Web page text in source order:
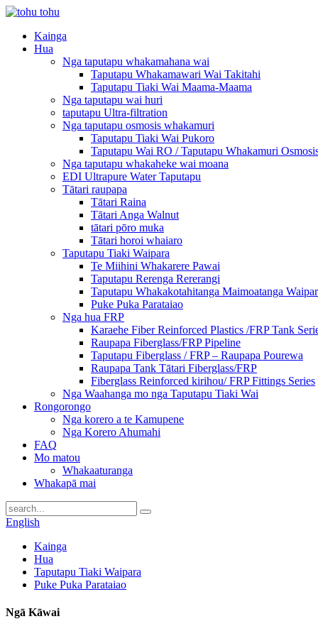
Kainga
Hua
Nga taputapu whakamahana wai
Taputapu Whakamawari Wai Takitahi
Taputapu Tiaki Wai Maama-Maama
Nga taputapu wai huri
taputapu Ultra-filtration
Nga taputapu osmosis whakamuri
Taputapu Tiaki Wai Pukoro
Taputapu Wai RO / Taputapu Whakamuri
Nga taputapu whakaheke wai moana
EDI Ultrapure Water Taputapu
Tātari raupapa
Tātari Raina
Tātari Anga Walnut
tātari pōro muka
Tātari horoi whaiaro
Taputapu Tiaki Waipara
Te Miihini Whakarere Pawai
Taputapu Rerenga Rererangi
Taputapu Whakakotahitanga Maimoatanga
Puke Puka Parataiao
Nga hua FRP
Karaehe Fiber Reinforced Plastics /FRP Tank
Raupapa Fiberglass/FRP Pipeline
Taputapu Fiberglass / FRP – Raupapa Pourewa
Raupapa Tank Tātari Fiberglass/FRP
Fiberglass Reinforced kirihou/ FRP Fittings Series
Nga Waahanga mo nga Taputapu Tiaki Wai
Rongorongo
Nga korero a te Kamupene
Nga Korero Ahumahi
FAQ
Mo matou
Whakaaturanga
Whakapā mai
English
Kainga
Hua
Taputapu Tiaki Waipara
Puke Puka Parataiao
Ngā Kāwai